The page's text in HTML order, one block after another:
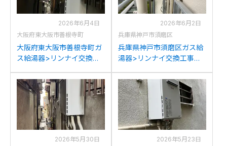
2026年6月4日
大阪府東大阪市善根寺町
大阪府東大阪市善根寺町ガ
ス給湯器>リンナイ交換工
A1610SAWからリンナイ
RUF-A1615SAW(C)への交
2026年6月2日
兵庫県神戸市須磨区
兵庫県神戸市須磨区ガス給
湯器>リンナイ交換工事施
A1610SAW(A)からリンナイ
RUF-A1615SAW(C)への交
換
2026年5月30日
2026年5月23日